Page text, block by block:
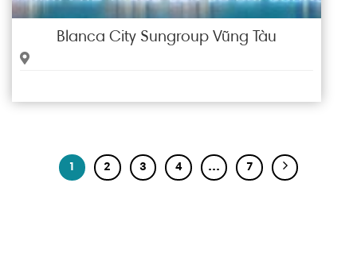
Blanca City Sungroup Vũng Tàu
1 2 3 4 … 7